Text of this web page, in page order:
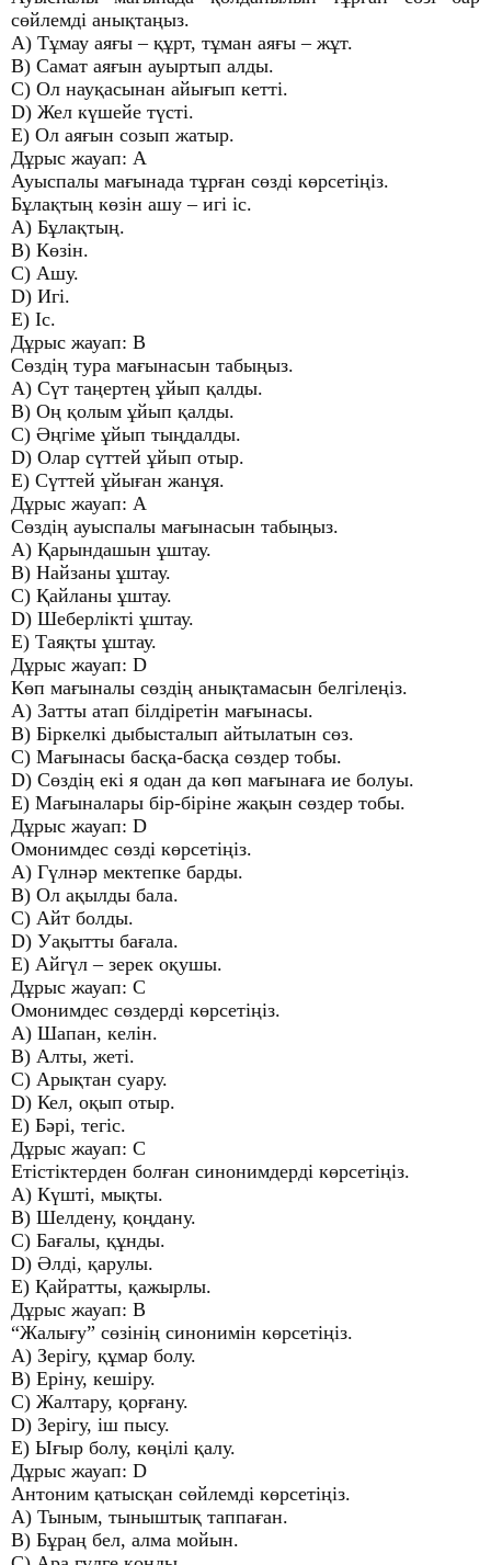
сөйлемді анықтаңыз.
A) Тұмау аяғы – құрт, тұман аяғы – жұт.
B) Самат аяғын ауыртып алды.
C) Ол науқасынан айығып кетті.
D) Жел күшейе түсті.
E) Ол аяғын созып жатыр.
Дұрыс жауап: A
Ауыспалы мағынада тұрған сөзді көрсетіңіз.
Бұлақтың көзін ашу – игі іс.
A) Бұлақтың.
B) Көзін.
C) Ашу.
D) Игі.
E) Іс.
Дұрыс жауап: B
Сөздің тура мағынасын табыңыз.
A) Сүт таңертең ұйып қалды.
B) Оң қолым ұйып қалды.
C) Әңгіме ұйып тыңдалды.
D) Олар сүттей ұйып отыр.
E) Сүттей ұйыған жанұя.
Дұрыс жауап: A
Сөздің ауыспалы мағынасын табыңыз.
A) Қарындашын ұштау.
B) Найзаны ұштау.
C) Қайланы ұштау.
D) Шеберлікті ұштау.
E) Таяқты ұштау.
Дұрыс жауап: D
Көп мағыналы сөздің анықтамасын белгілеңіз.
A) Затты атап білдіретін мағынасы.
B) Біркелкі дыбысталып айтылатын сөз.
C) Мағынасы басқа-басқа сөздер тобы.
D) Сөздің екі я одан да көп мағынаға ие болуы.
E) Мағыналары бір-біріне жақын сөздер тобы.
Дұрыс жауап: D
Омонимдес сөзді көрсетіңіз.
A) Гүлнәр мектепке барды.
B) Ол ақылды бала.
C) Айт болды.
D) Уақытты бағала.
E) Айгүл – зерек оқушы.
Дұрыс жауап: C
Омонимдес сөздерді көрсетіңіз.
A) Шапан, келін.
B) Алты, жеті.
C) Арықтан суару.
D) Кел, оқып отыр.
E) Бәрі, тегіс.
Дұрыс жауап: C
Етістіктерден болған синонимдерді көрсетіңіз.
A) Күшті, мықты.
B) Шелдену, қоңдану.
C) Бағалы, құнды.
D) Әлді, қарулы.
E) Қайратты, қажырлы.
Дұрыс жауап: B
“Жалығу” сөзінің синонимін көрсетіңіз.
A) Зерігу, құмар болу.
B) Еріну, кешіру.
C) Жалтару, қорғану.
D) Зерігу, іш пысу.
E) Ығыр болу, көңілі қалу.
Дұрыс жауап: D
Антоним қатысқан сөйлемді көрсетіңіз.
A) Тыным, тыныштық таппаған.
B) Бұраң бел, алма мойын.